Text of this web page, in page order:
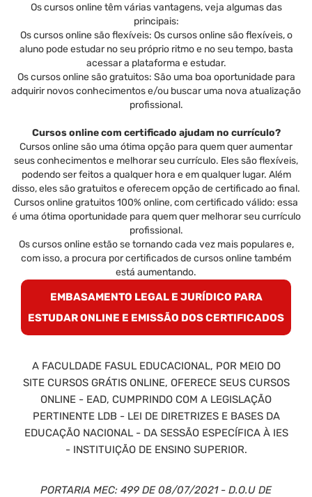
Os cursos online têm várias vantagens, veja algumas das
principais:
Os cursos online são flexíveis: Os cursos online são flexíveis, o
aluno pode estudar no seu próprio ritmo e no seu tempo, basta
acessar a plataforma e estudar.
Os cursos online são gratuitos: São uma boa oportunidade para
adquirir novos conhecimentos e/ou buscar uma nova atualização
profissional.
Cursos online com certificado ajudam no currículo?
Cursos online são uma ótima opção para quem quer aumentar
seus conhecimentos e melhorar seu currículo. Eles são flexíveis,
podendo ser feitos a qualquer hora e em qualquer lugar. Além
disso, eles são gratuitos e oferecem opção de certificado ao final.
Cursos online gratuitos 100% online, com certificado válido: essa
é uma ótima oportunidade para quem quer melhorar seu currículo
profissional.
Os cursos online estão se tornando cada vez mais populares e,
com isso, a procura por certificados de cursos online também
está aumentando.
EMBASAMENTO LEGAL E JURÍDICO PARA
ESTUDAR ONLINE E EMISSÃO DOS CERTIFICADOS
A FACULDADE FASUL EDUCACIONAL, POR MEIO DO
SITE CURSOS GRÁTIS ONLINE, OFERECE SEUS CURSOS
ONLINE - EAD, CUMPRINDO COM A LEGISLAÇÃO
PERTINENTE LDB - LEI DE DIRETRIZES E BASES DA
EDUCAÇÃO NACIONAL - DA SESSÃO ESPECÍFICA À IES
- INSTITUIÇÃO DE ENSINO SUPERIOR.
PORTARIA MEC: 499 DE 08/07/2021 - D.O.U DE